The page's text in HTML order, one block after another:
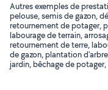
Autres exemples de
pelouse, semis de gazon,
retournement de potager,
labourage de terrain,
retournement de terre,
de gazon, plantation
jardin, bêchage de